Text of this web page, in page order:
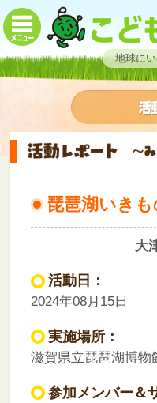
地球に
琵琶湖いき
大
活動日：
2024年08月15日
実施場所：
滋賀県立琵琶湖博物
参加メンバー＆